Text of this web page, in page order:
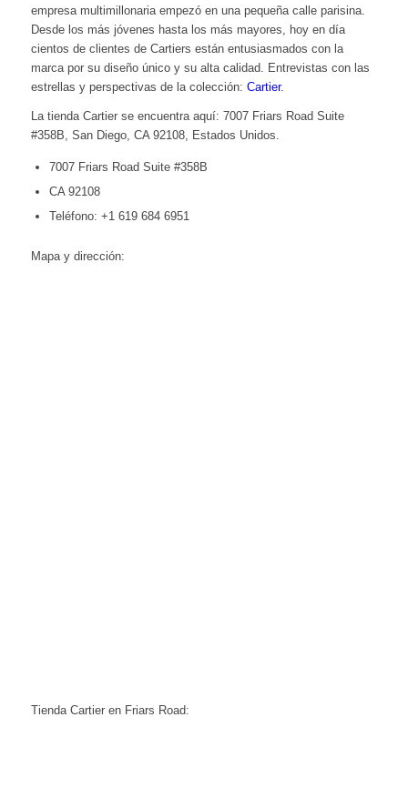
empresa multimillonaria empezó en una pequeña calle parisina.
Desde los más jóvenes hasta los más mayores, hoy en día
cientos de clientes de Cartiers están entusiasmados con la
marca por su diseño único y su alta calidad. Entrevistas con las
estrellas y perspectivas de la colección: Cartier.
La tienda Cartier se encuentra aquí: 7007 Friars Road Suite
#358B, San Diego, CA 92108, Estados Unidos.
7007 Friars Road Suite #358B
CA 92108
Teléfono: +1 619 684 6951
Mapa y dirección:
Tienda Cartier en Friars Road: